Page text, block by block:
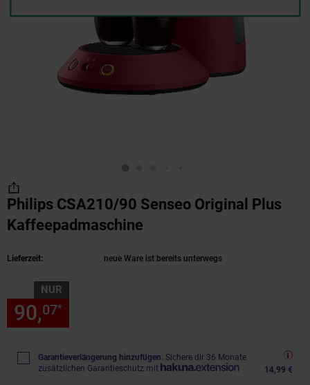
Philips CSA210/90 Senseo Original Plus
Kaffeepadmaschine
Lieferzeit: neue Ware ist bereits unterwegs
NUR
90,07*
Garantieverlängerung hinzufügen. Sichere dir 36 Monate
zusätzlichen Garantieschutz mit
14,99 €